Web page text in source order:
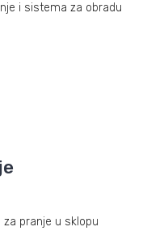
i sistema za obradu
pranje u sklopu